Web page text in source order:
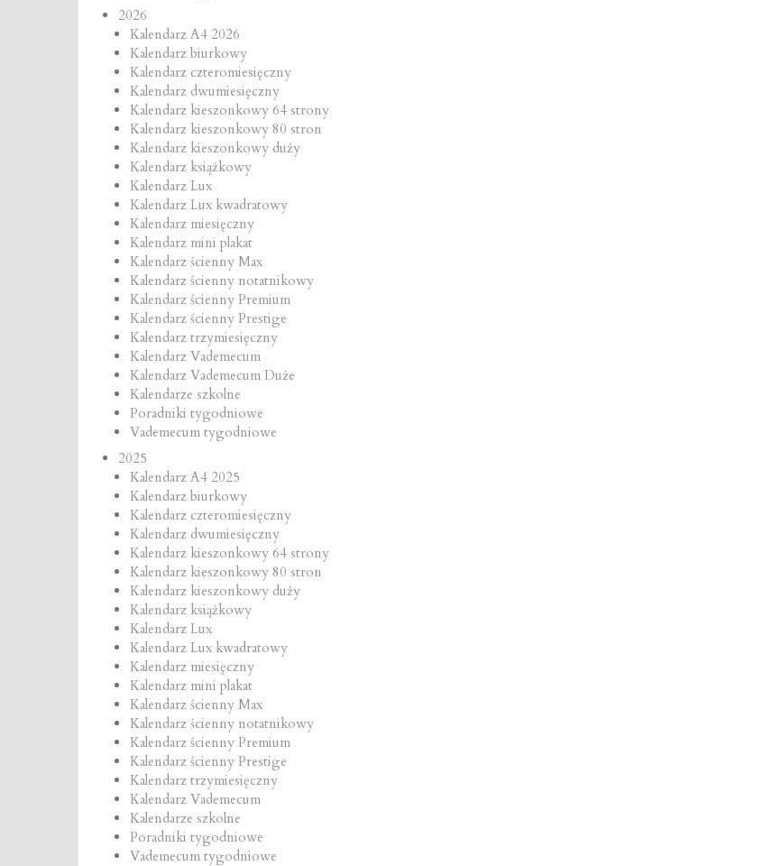
2026
Kalendarz A4 2026
Kalendarz biurkowy
Kalendarz czteromiesięczny
Kalendarz dwumiesięczny
Kalendarz kieszonkowy 64 strony
Kalendarz kieszonkowy 80 stron
Kalendarz kieszonkowy duży
Kalendarz książkowy
Kalendarz Lux
Kalendarz Lux kwadratowy
Kalendarz miesięczny
Kalendarz mini plakat
Kalendarz ścienny Max
Kalendarz ścienny notatnikowy
Kalendarz ścienny Premium
Kalendarz ścienny Prestige
Kalendarz trzymiesięczny
Kalendarz Vademecum
Kalendarz Vademecum Duże
Kalendarze szkolne
Poradniki tygodniowe
Vademecum tygodniowe
2025
Kalendarz A4 2025
Kalendarz biurkowy
Kalendarz czteromiesięczny
Kalendarz dwumiesięczny
Kalendarz kieszonkowy 64 strony
Kalendarz kieszonkowy 80 stron
Kalendarz kieszonkowy duży
Kalendarz książkowy
Kalendarz Lux
Kalendarz Lux kwadratowy
Kalendarz miesięczny
Kalendarz mini plakat
Kalendarz ścienny Max
Kalendarz ścienny notatnikowy
Kalendarz ścienny Premium
Kalendarz ścienny Prestige
Kalendarz trzymiesięczny
Kalendarz Vademecum
Kalendarze szkolne
Poradniki tygodniowe
Vademecum tygodniowe